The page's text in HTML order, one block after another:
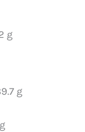
g
g